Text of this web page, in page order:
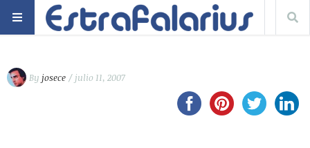
By josece / julio 11, 2007